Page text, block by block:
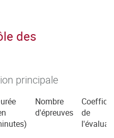
des
principale
Nombre
d'épreuves
de